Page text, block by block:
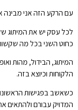
עם הרקע הזה אני מבינה
לכל עסק יש את המיתוג
כחוט השני בכל מה
המיתוג, הבידול, מהות
הלקוחות וכיוצא בזה.
כשאשב בפגישות
המדויק עבורם ולהתאים